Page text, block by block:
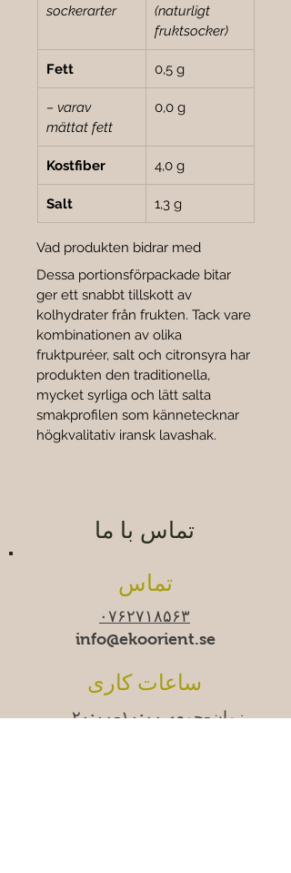
sockerarter
(naturligt
fruktsocker)
Fett 0,5 g
– varav
mättat fett
0,0 g
Kostfiber 4,0 g
Salt 1,3 g
Vad produkten bidrar med
Dessa portionsförpackade bitar
ger ett snabbt tillskott av
kolhydrater från frukten. Tack vare
kombinationen av olika
fruktpuréer, salt och citronsyra har
produkten den traditionella,
mycket syrliga och lätt salta
smakprofilen som kännetecknar
högkvalitativ iransk lavashak.
تماس با ما
تماس
۰۷۶۲۷۱۸۵۶۳
info@ekoorient.se​​
ساعات کاری
زمان-جمعه ۱۰:۰۰-۲۰:۰۰